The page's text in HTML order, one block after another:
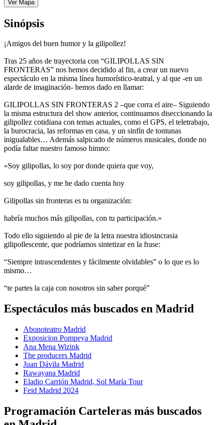
Ver Mapa
Sinópsis
¡Amigos del buen humor y la gilipollez!
Tras 25 años de trayectoria con “GILIPOLLAS SIN
FRONTERAS” nos hemos decidido al fin, a crear un nuevo
espectáculo en la misma línea humorístico-teatral, y al que -en un
alarde de imaginación- hemos dado en llamar:
GILIPOLLAS SIN FRONTERAS 2 –que corra el aire– Siguiendo
la misma estructura del show anterior, continuamos diseccionando la
gilipollez cotidiana con temas actuales, como el GPS, el teletrabajo,
la burocracia, las reformas en casa, y un sinfín de tontunas
inigualables… Además salpicado de números musicales, donde no
podía faltar nuestro famoso himno:
«Soy gilipollas, lo soy por donde quiera que voy,
soy gilipollas, y me he dado cuenta hoy
Gilipollas sin fronteras es tu organización:
habría muchos más gilipollas, con tu participación.»
Todo ello siguiendo al pie de la letra nuestra idiosincrasia
gilipollescente, que podríamos sintetizar en la frase:
“Siempre intrascendentes y fácilmente olvidables” o lo que es lo
mismo…
“te partes la caja con nosotros sin saber porqué”
Espectáculos más buscados en Madrid
Abonoteatro Madrid
Exposicion Pompeya Madrid
Ana Mena Wizink
The producers Madrid
Juan Dávila Madrid
Rawayana Madrid
Eladio Carrión Madrid, Sol María Tour
Feid Madrid 2024
Programación Carteleras más buscados